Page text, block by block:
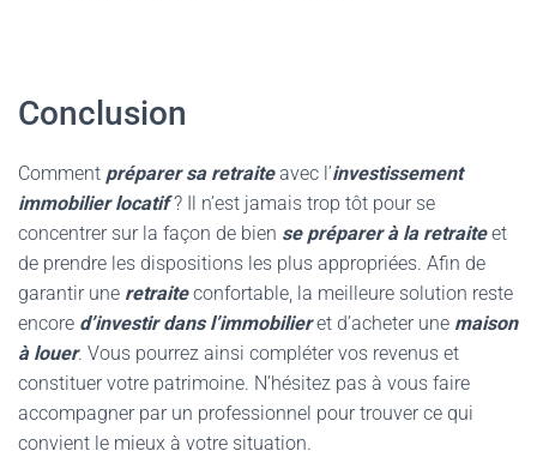
Conclusion
Comment préparer sa retraiteavec l’investissement
immobilier locatif? Il n’est jamais trop tôt pour se
concentrer sur la façon de bien se préparer à la retraiteet
de prendre les dispositions les plus appropriées. Afin de
garantir une retraiteconfortable, la meilleure solution reste
encore d’investir dans l’immobilieret d’acheter une maison
à louer. Vous pourrez ainsi compléter vos revenus et
constituer votre patrimoine. N’hésitez pas à vous faire
accompagner par un professionnel pour trouver ce qui
convient le mieux à votre situation.